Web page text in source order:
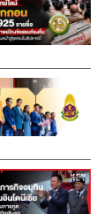
ในฐานะ
คนและทุก
กรัฐมนตรี
ย โดยขณะนี้
ด้มีการพูด
มา
ก้ไขปัญหาได้
ะเทศเพื่อน